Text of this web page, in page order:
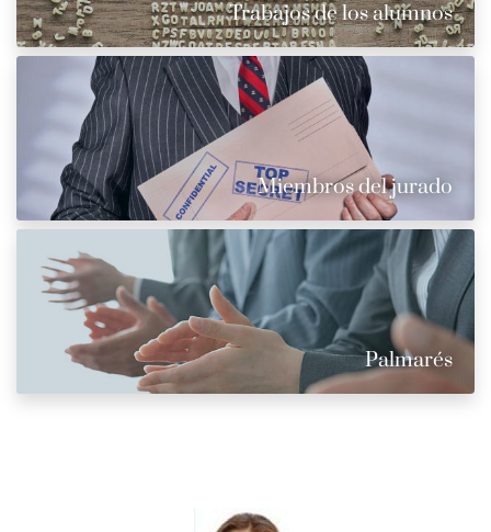
Trabajos de los alumnos
Miembros del jurado
Palmarés